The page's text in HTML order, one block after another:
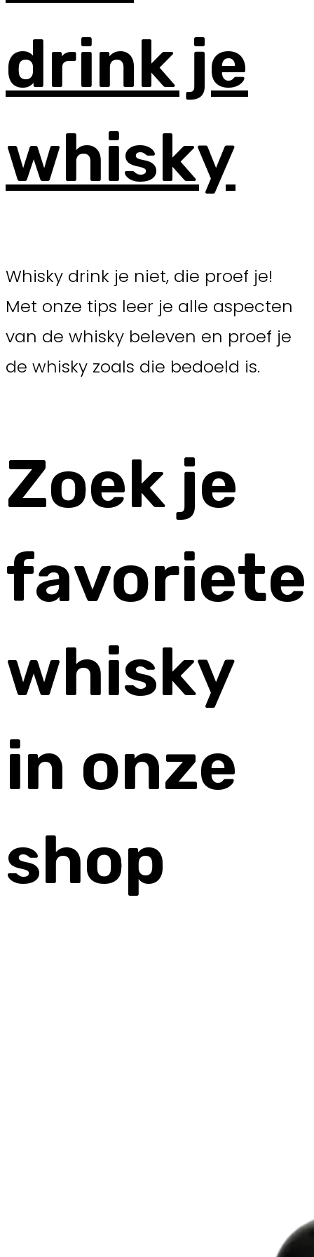
drink je
whisky
Whisky drink je niet, die proef je!
Met onze tips leer je alle aspecten
van de whisky beleven en proef je
de whisky zoals die bedoeld is.
Zoek je
favoriete
whisky
in onze
shop